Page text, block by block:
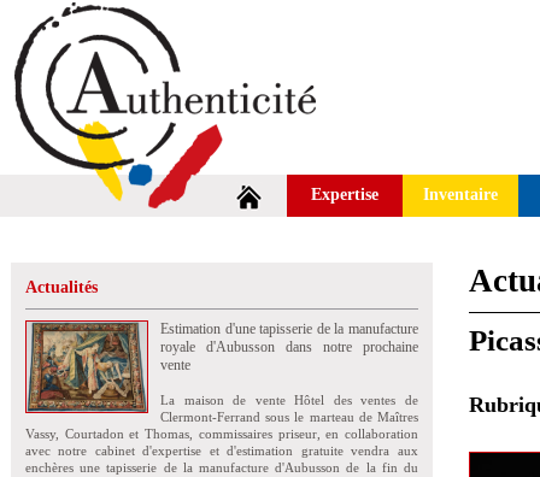
Expertise Inventaire
Actualités
Estimation d'une tapisserie de la manufacture
royale d'Aubusson dans notre prochaine
vente
La maison de vente Hôtel des ventes de
Clermont-Ferrand sous le marteau de Maîtres
Vassy, Courtadon et Thomas, commissaires priseur, en collaboration
avec notre cabinet d'expertise et d'estimation gratuite vendra aux
enchères une tapisserie de la manufacture d'Aubusson de la fin du